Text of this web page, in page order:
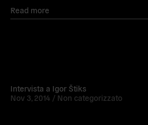
Read more
Intervista a Igor Štiks
Nov 3, 2014 / Non categorizzato